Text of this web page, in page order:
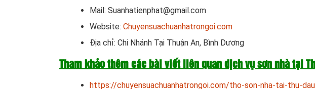
Mail: Suanhatienphat@gmail.com
Website: Chuyensuachuanhatrongoi.com
Địa chỉ: Chi Nhánh Tại Thuận An, Bình Dương
Tham khảo thêm các bài viết liên quan dịch vụ sơn nhà tại
https://chuyensuachuanhatrongoi.com/tho-son-nha-tai-thu-